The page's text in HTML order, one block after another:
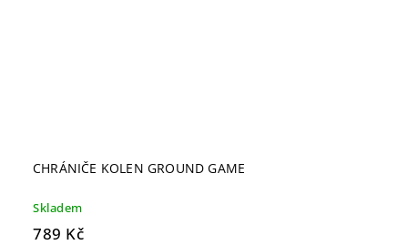
CHRÁNIČE KOLEN GROUND GAME
Skladem
789 Kč